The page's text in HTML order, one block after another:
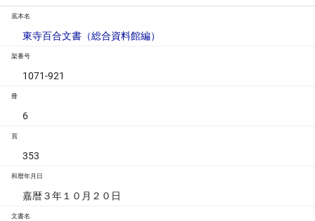
底本名
東寺百合文書（総合資料館編）
架番号
1071-921
冊
6
頁
353
和暦年月日
嘉暦３年１０月２０日
文書名